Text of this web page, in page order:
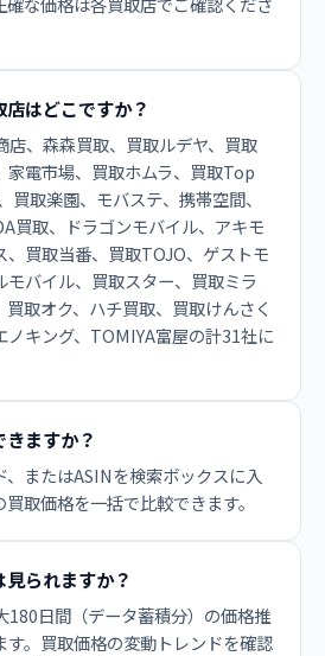
はどこですか？
店、森森買取、買取ルデヤ、買取
電市場、買取ホムラ、買取Top
取楽園、モバステ、携帯空間、
買取、ドラゴンモバイル、アキモ
、買取当番、買取TOJO、ゲストモ
モバイル、買取スター、買取ミラ
取オク、ハチ買取、買取けんさく
ノキング、TOMIYA富屋の計31社に
ますか？
、またはASINを検索ボックスに入
取価格を一括で比較できます。
られますか？
180日間（データ蓄積分）の価格推
。買取価格の変動トレンドを確認